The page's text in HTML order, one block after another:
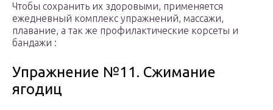
Чтобы сохранить их здоровыми, применяется
ежедневный комплекс упражнений, массажи,
плавание, а так же профилактические корсеты и
бандажи :
Упражнение №11. Сжимание
ягодиц